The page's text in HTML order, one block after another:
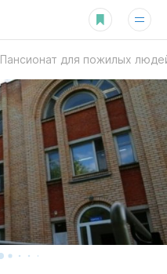
Пансионат для пожилых